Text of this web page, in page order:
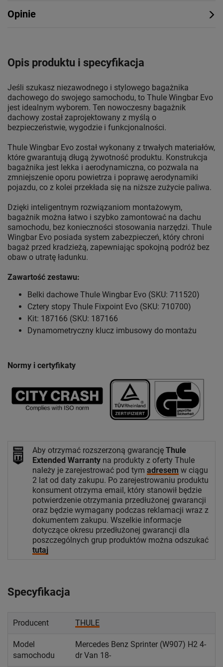
Opinie
Opis produktu i specyfikacja
Jeśli szukasz niezawodnego i stylowego bagażnika
dachowego do swojego samochodu, to Thule Wingbar Evo
jest idealnym wyborem. Ten nowoczesny bagażnik
dachowy został zaprojektowany z myślą o
bezpieczeństwie, wygodzie i funkcjonalności.
Thule Wingbar Evo został wykonany z trwałych materiałów,
które gwarantują długą żywotność produktu. Konstrukcja
bagażnika jest lekka i aerodynamiczna, co pozwala na
zmniejszenie oporu powietrza i poprawę aerodynamiki
pojazdu, co z kolei przekłada się na niższe zużycie paliwa.
Dzięki inteligentnym rozwiązaniom montażowym,
bagażnik można łatwo i szybko zamontować na dachu
samochodu, bez konieczności stosowania narzędzi. Thule
Wingbar Evo posiada system zabezpieczeń, który chroni
bagaż przed kradzieżą, zapewniając spokojną podróż bez
obaw o utratę ładunku.
Zawartość zestawu:
Belki dachowe Thule Wingbar Evo (SKU: 711520)
Cztery stopy Thule Fixpoint Evo (SKU: 710700)
Kit: 187166 (SKU: 187166
Dynamometryczny klucz imbusowy do montażu
Normy i certyfikaty
Aby otrzymać rozszerzoną gwarancję Thule
Extended Warranty na produkty z oferty Thule
należy je zarejestrować pod tym adresem w ciągu
2 lat od daty zakupu. Po zarejestrowaniu produktu
konsument otrzyma email, który stanowił będzie
potwierdzenie otrzymania przedłużonej gwarancji
oraz będzie wymagany podczas reklamacji wraz z
dokumentem zakupu. Wszelkie informacje
dotyczące okresu przedłużonej gwarancji dla
poszczególnych grup produktów można odszukać
tutaj
Specyfikacja
Producent THULE
Model
samochodu
Mercedes Benz Sprinter (W907) H2 4-
dr Van 18-